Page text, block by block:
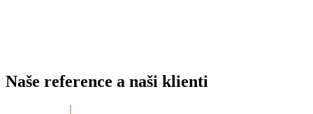
Naše reference a naši klienti